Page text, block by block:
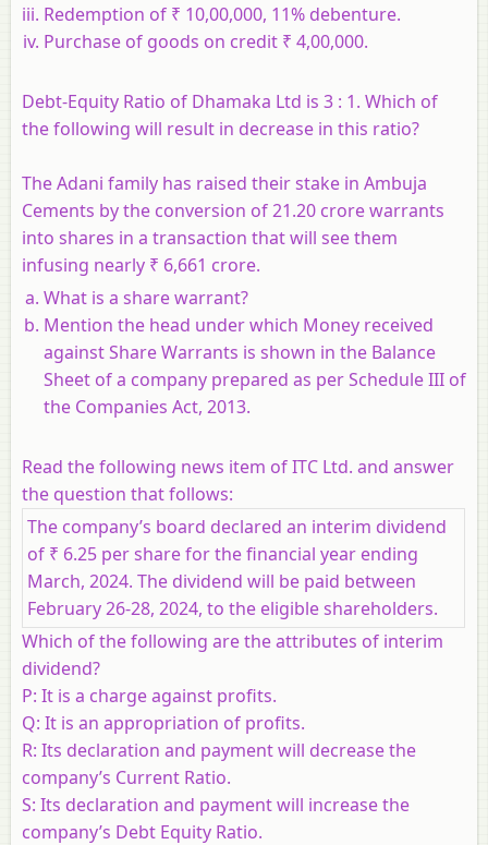
Redemption of ₹ 10,00,000, 11% debenture.
Purchase of goods on credit ₹ 4,00,000.
Debt-Equity Ratio of Dhamaka Ltd is 3 : 1. Which of
the following will result in decrease in this ratio?
The Adani family has raised their stake in Ambuja
Cements by the conversion of 21.20 crore warrants
into shares in a transaction that will see them
infusing nearly ₹ 6,661 crore.
What is a share warrant?
Mention the head under which Money received
against Share Warrants is shown in the Balance
Sheet of a company prepared as per Schedule III of
the Companies Act, 2013.
Read the following news item of ITC Ltd. and answer
the question that follows:
The company’s board declared an interim dividend
of ₹ 6.25 per share for the financial year ending
March, 2024. The dividend will be paid between
February 26-28, 2024, to the eligible shareholders.
Which of the following are the attributes of interim
dividend?
P: It is a charge against profits.
Q: It is an appropriation of profits.
R: Its declaration and payment will decrease the
company’s Current Ratio.
S: Its declaration and payment will increase the
company’s Debt Equity Ratio.